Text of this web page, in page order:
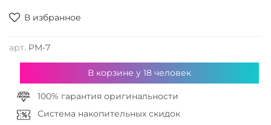
В избранное
арт. PM-7
В корзине у 18человек
100% гарантия оригинальности
Система накопительных скидок